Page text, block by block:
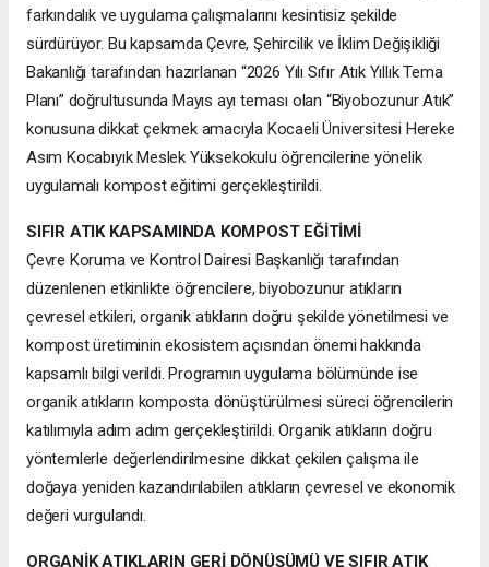
farkındalık ve uygulama çalışmalarını kesintisiz şekilde
sürdürüyor. Bu kapsamda Çevre, Şehircilik ve İklim Değişikliği
Bakanlığı tarafından hazırlanan “2026 Yılı Sıfır Atık Yıllık Tema
Planı” doğrultusunda Mayıs ayı teması olan “Biyobozunur Atık”
konusuna dikkat çekmek amacıyla Kocaeli Üniversitesi Hereke
Asım Kocabıyık Meslek Yüksekokulu öğrencilerine yönelik
uygulamalı kompost eğitimi gerçekleştirildi.
SIFIR ATIK KAPSAMINDA KOMPOST EĞİTİMİ
Çevre Koruma ve Kontrol Dairesi Başkanlığı tarafından
düzenlenen etkinlikte öğrencilere, biyobozunur atıkların
çevresel etkileri, organik atıkların doğru şekilde yönetilmesi ve
kompost üretiminin ekosistem açısından önemi hakkında
kapsamlı bilgi verildi. Programın uygulama bölümünde ise
organik atıkların komposta dönüştürülmesi süreci öğrencilerin
katılımıyla adım adım gerçekleştirildi. Organik atıkların doğru
yöntemlerle değerlendirilmesine dikkat çekilen çalışma ile
doğaya yeniden kazandırılabilen atıkların çevresel ve ekonomik
değeri vurgulandı.
ORGANİK ATIKLARIN GERİ DÖNÜŞÜMÜ VE SIFIR ATIK